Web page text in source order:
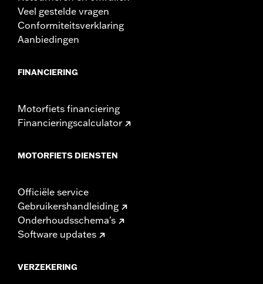
Veel gestelde vragen
Conformiteitsverklaring
Aanbiedingen
FINANCIERING
Motorfiets financiering
Financieringscalculator
MOTORFIETS DIENSTEN
Officiële service
Gebruikershandleiding
Onderhoudsschema's
Software updates
VERZEKERING